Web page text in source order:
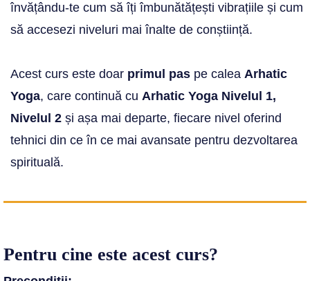
învățându-te cum să îți îmbunătățești vibrațiile și cum
să accesezi niveluri mai înalte de conștiință.
Acest curs este doar primul pas pe calea Arhatic
Yoga, care continuă cu Arhatic Yoga Nivelul 1,
Nivelul 2 și așa mai departe, fiecare nivel oferind
tehnici din ce în ce mai avansate pentru dezvoltarea
spirituală.
Pentru cine este acest curs?